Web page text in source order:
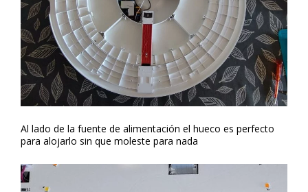
Al lado de la fuente de alimentación el hueco es perfecto
para alojarlo sin que moleste para nada